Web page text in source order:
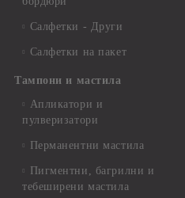
Салфетки - Други
Салфетки на пакет
Тампони и мастила
Апликатори и
пулверизатори
Перманентни мастила
Пигментни, багрилни и
тебеширени мастила